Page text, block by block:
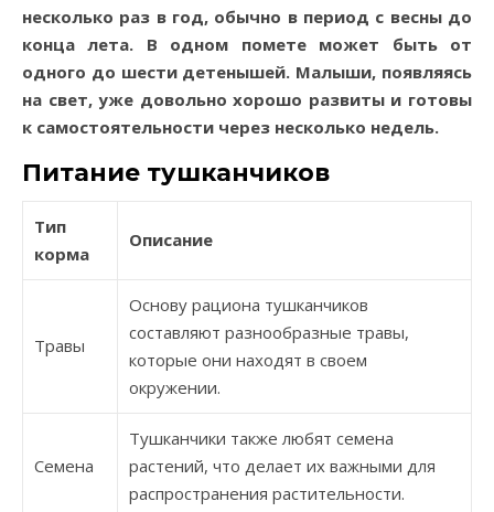
несколько раз в год, обычно в период с весны до
конца лета. В одном помете может быть от
одного до шести детенышей. Малыши, появляясь
на свет, уже довольно хорошо развиты и готовы
к самостоятельности через несколько недель.
Питание тушканчиков
Тип
корма
Описание
Травы
Основу рациона тушканчиков
составляют разнообразные травы,
которые они находят в своем
окружении.
Семена
Тушканчики также любят семена
растений, что делает их важными для
распространения растительности.